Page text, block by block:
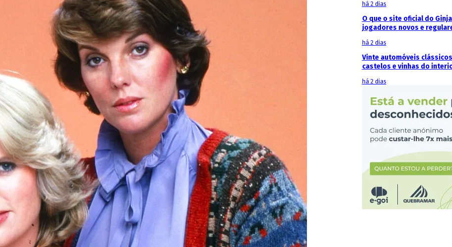
há 2 dias
O que o site oficial do
jogadores novos e
há 2 dias
Vinte automóveis
castelos e vinhas do
há 2 dias